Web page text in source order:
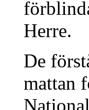
Herre.
De
mattan